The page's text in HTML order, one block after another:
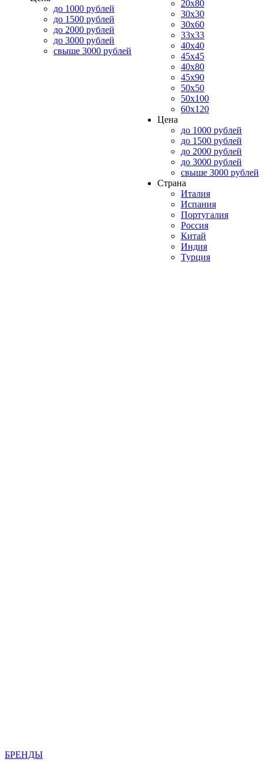
до 1000 рублей
до 1500 рублей
до 2000 рублей
до 3000 рублей
свыше 3000 рублей
20x80
30x30
30x60
33x33
40x40
45x45
40x80
45x90
50x50
50x100
60x120
Цена
до 1000 рублей
до 1500 рублей
до 2000 рублей
до 3000 рублей
свыше 3000 рублей
Страна
Италия
Испания
Португалия
Россия
Китай
Индия
Турция
БРЕНДЫ